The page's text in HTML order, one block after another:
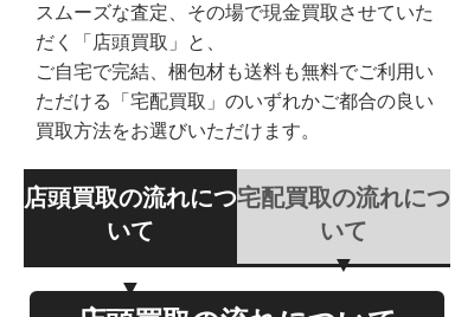
スムーズな査定、その場で現金買取させていた
だく「店頭買取」と、
ご自宅で完結、梱包材も送料も無料でご利用い
ただける「宅配買取」のいずれかご都合の良い
買取方法をお選びいただけます。
店頭買取の流れにつ
いて
宅配買取の流れにつ
いて